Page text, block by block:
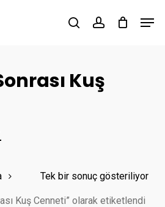
searchaccount
Kuş
Tek bir sonuç gösteriliyor
Kuş Cenneti” olarak etiketlendi